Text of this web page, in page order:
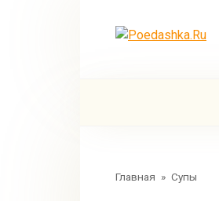
Главная » Супы